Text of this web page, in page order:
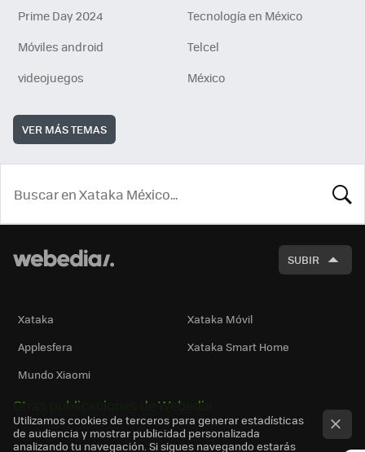
Prime Day 2024
Tecnología en México
Móviles android
Telcel
videojuegos
México
VER MÁS TEMAS
SUBIR
Xataka
Xataka Móvil
Applesfera
Xataka Smart Home
Mundo Xiaomi
Otras publicaciones de Webedia
Utilizamos cookies de terceros para generar estadísticas
de audiencia y mostrar publicidad personalizada
analizando tu navegación. Si sigues navegando estarás